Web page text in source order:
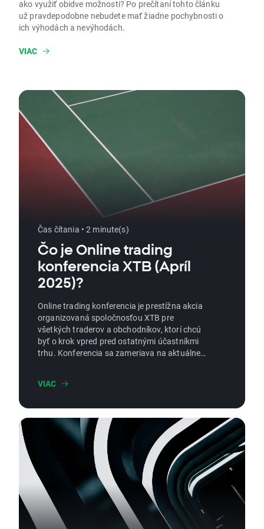
ako využiť obidve možnosti? Po prečítaní tohto článku
už pravdepodobne nebudete mať žiadne pochybnosti o
ich výhodách a nevýhodách.
VIAC
Čas čítania • 2 minute(s)
Čo je Online trading
konferencia XTB (Apríl
2025)?
Online trading konferencia je prestížna akcia
organizovaná spoločnosťou XTB pre
všetkých traderov a obchodníkov, ktorí chcú
byť o krok vpred pred ostatnými účastníkmi
trhu. Konferencia sa zameriava na aktuálne
obchodníkom lepšie porozumieť globálnym
tradingové stratégie.
VIAC